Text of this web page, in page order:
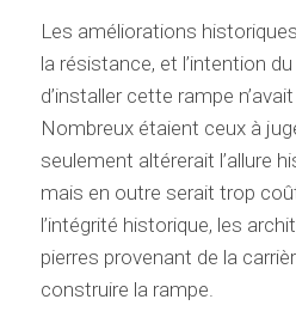
Les améliorations
la résistance, et l’intention
d’installer cette rampe
Nombreux étaient ceux à
seulement altérerait l’allure
mais en outre serait trop
l’intégrité historique, les
pierres provenant de la
construire la rampe.